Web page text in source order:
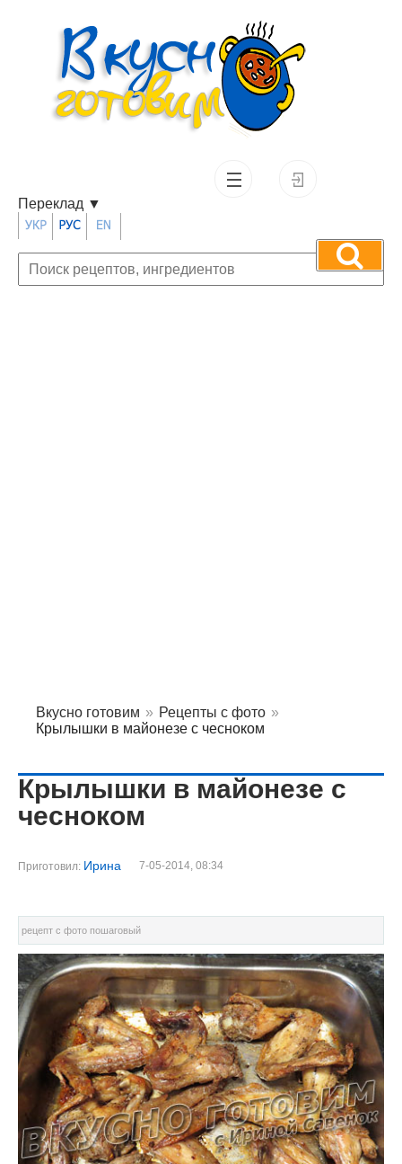
Переклад ▼
Вкусно готовим » Рецепты с фото »
Крылышки в майонезе с чесноком
Крылышки в майонезе с
чесноком
Приготовил: Ирина 7-05-2014, 08:34
рецепт с фото пошаговый